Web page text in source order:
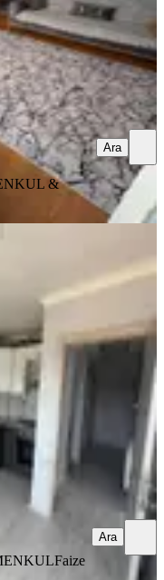
Mert Yıldırım
&
Ara
1 Dubleks
Faize
Ara